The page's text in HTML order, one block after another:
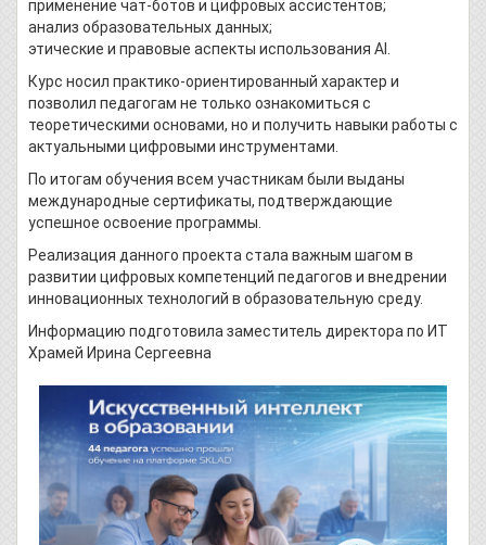
применение чат-ботов и цифровых ассистентов;
анализ образовательных данных;
этические и правовые аспекты использования AI.
Курс носил практико-ориентированный характер и
позволил педагогам не только ознакомиться с
теоретическими основами, но и получить навыки работы с
актуальными цифровыми инструментами.
По итогам обучения всем участникам были выданы
международные сертификаты, подтверждающие
успешное освоение программы.
Реализация данного проекта стала важным шагом в
развитии цифровых компетенций педагогов и внедрении
инновационных технологий в образовательную среду.
Информацию подготовила заместитель директора по ИТ
Храмей Ирина Сергеевна